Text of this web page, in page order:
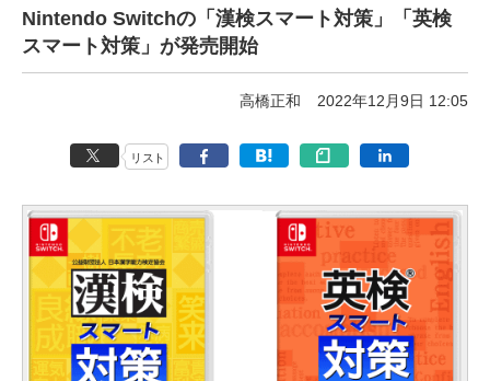
Nintendo Switchの「漢検スマート対策」「英検
スマート対策」が発売開始
高橋正和 2022年12月9日 12:05
リスト